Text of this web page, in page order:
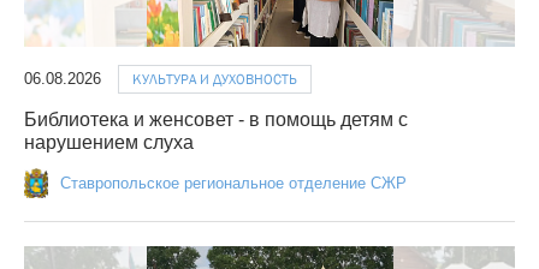
06.08.2026 КУЛЬТУРА И ДУХОВНОСТЬ
Библиотека и женсовет - в помощь детям с
нарушением слуха
Ставропольское региональное отделение СЖР